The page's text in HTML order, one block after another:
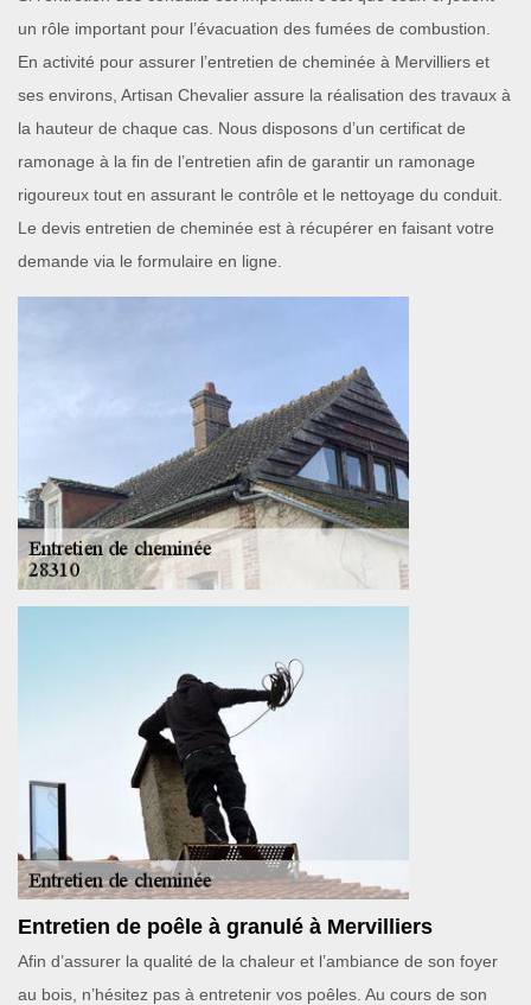
un rôle important pour l’évacuation des fumées de combustion.
En activité pour assurer l’entretien de cheminée à Mervilliers et
ses environs, Artisan Chevalier assure la réalisation des travaux à
la hauteur de chaque cas. Nous disposons d’un certificat de
ramonage à la fin de l’entretien afin de garantir un ramonage
rigoureux tout en assurant le contrôle et le nettoyage du conduit.
Le devis entretien de cheminée est à récupérer en faisant votre
demande via le formulaire en ligne.
Entretien de poêle à granulé à Mervilliers
Afin d’assurer la qualité de la chaleur et l’ambiance de son foyer
au bois, n’hésitez pas à entretenir vos poêles. Au cours de son